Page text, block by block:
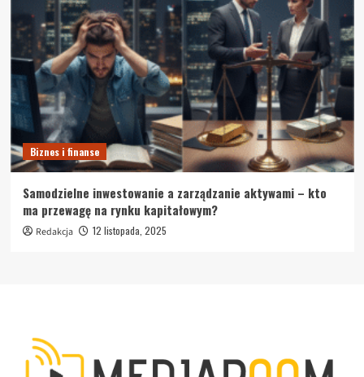
Biznes i finanse
Samodzielne inwestowanie a zarządzanie aktywami – kto
ma przewagę na rynku kapitałowym?
Redakcja 12 listopada, 2025